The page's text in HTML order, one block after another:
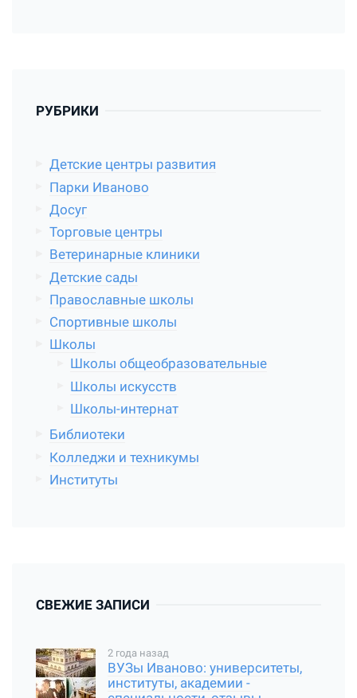
РУБРИКИ
Детские центры развития
Парки Иваново
Досуг
Торговые центры
Ветеринарные клиники
Детские сады
Православные школы
Спортивные школы
Школы
Школы общеобразовательные
Школы искусств
Школы-интернат
Библиотеки
Колледжи и техникумы
Институты
СВЕЖИЕ ЗАПИСИ
2 года назад
ВУЗы Иваново: университеты,
институты, академии -